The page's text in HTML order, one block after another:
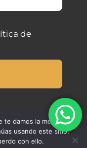
de
te damos la mejor
usando este sitio,
con ello.